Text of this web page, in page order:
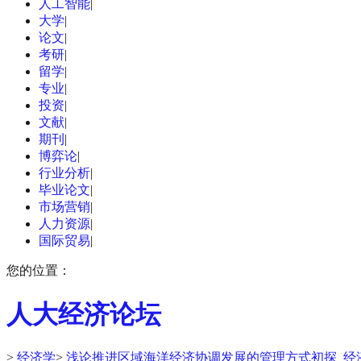
人工智能|
大学|
论文|
考研|
留学|
专业|
投资|
文献|
期刊 |
博弈论|
行业分析|
毕业论文|
市场营销|
人力资源|
国际贸易|
您的位置：
人大经济论坛
> 经济学> 浅论推进区域海洋经济协调发展的管理方式初探_经